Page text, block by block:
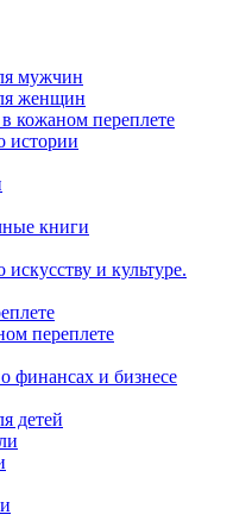
мужчин
женщин
кожаном переплете
истории
книги
и культуре.
переплете
финансах и бизнесе
детей